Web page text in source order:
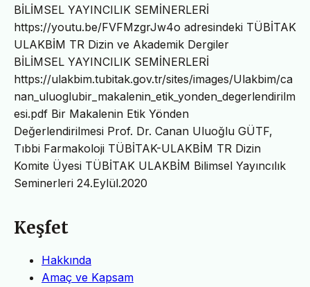
BİLİMSEL YAYINCILIK SEMİNERLERİ
https://youtu.be/FVFMzgrJw4o adresindeki TÜBİTAK
ULAKBİM TR Dizin ve Akademik Dergiler
BİLİMSEL YAYINCILIK SEMİNERLERİ
https://ulakbim.tubitak.gov.tr/sites/images/Ulakbim/ca
nan_uluoglubir_makalenin_etik_yonden_degerlendirilm
esi.pdf Bir Makalenin Etik Yönden
Değerlendirilmesi Prof. Dr. Canan Uluoğlu GÜTF,
Tıbbi Farmakoloji TÜBİTAK-ULAKBİM TR Dizin
Komite Üyesi TÜBİTAK ULAKBİM Bilimsel Yayıncılık
Seminerleri 24.Eylül.2020
Keşfet
Hakkında
Amaç ve Kapsam